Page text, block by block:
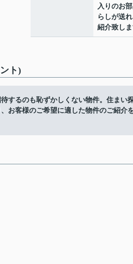
入りのお
らしが送
紹介致しま
ト)
するのも恥ずかしくない物件。住まい
お客様のご希望に適した物件のご紹介